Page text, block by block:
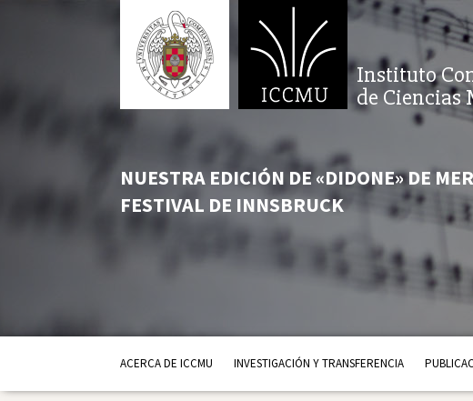
Instituto
de Ciencias
NUESTRA EDICIÓN DE «DIDONE» DE
FESTIVAL DE INNSBRUCK
ACERCA DE ICCMU INVESTIGACIÓN Y TRANSFERENCIA